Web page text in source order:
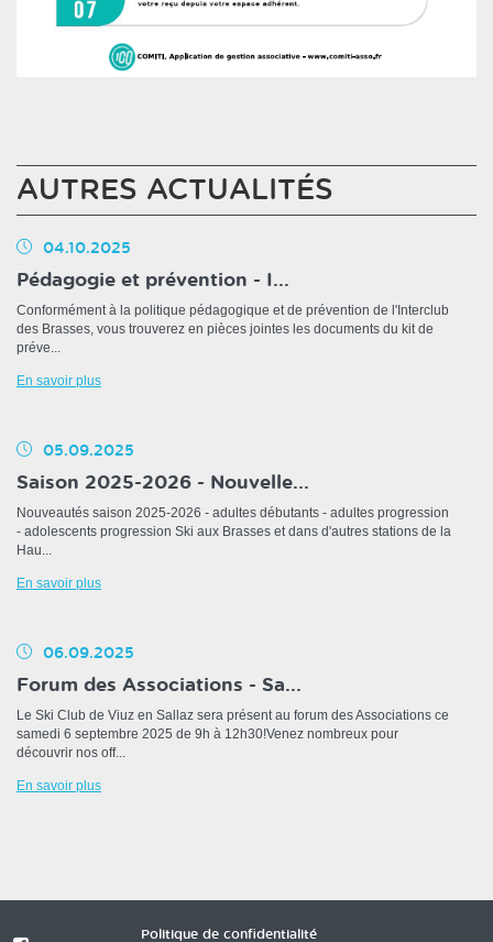
AUTRES ACTUALITÉS
04.10.2025
Pédagogie et prévention - I...
Conformément à la politique pédagogique et de prévention de l'Interclub
des Brasses, vous trouverez en pièces jointes les documents du kit de
préve...
En savoir plus
05.09.2025
Saison 2025-2026 - Nouvelle...
Nouveautés saison 2025-2026 - adultes débutants - adultes progression
- adolescents progression Ski aux Brasses et dans d'autres stations de la
Hau...
En savoir plus
06.09.2025
Forum des Associations - Sa...
Le Ski Club de Viuz en Sallaz sera présent au forum des Associations ce
samedi 6 septembre 2025 de 9h à 12h30!Venez nombreux pour
découvrir nos off...
En savoir plus
Politique de confidentialité